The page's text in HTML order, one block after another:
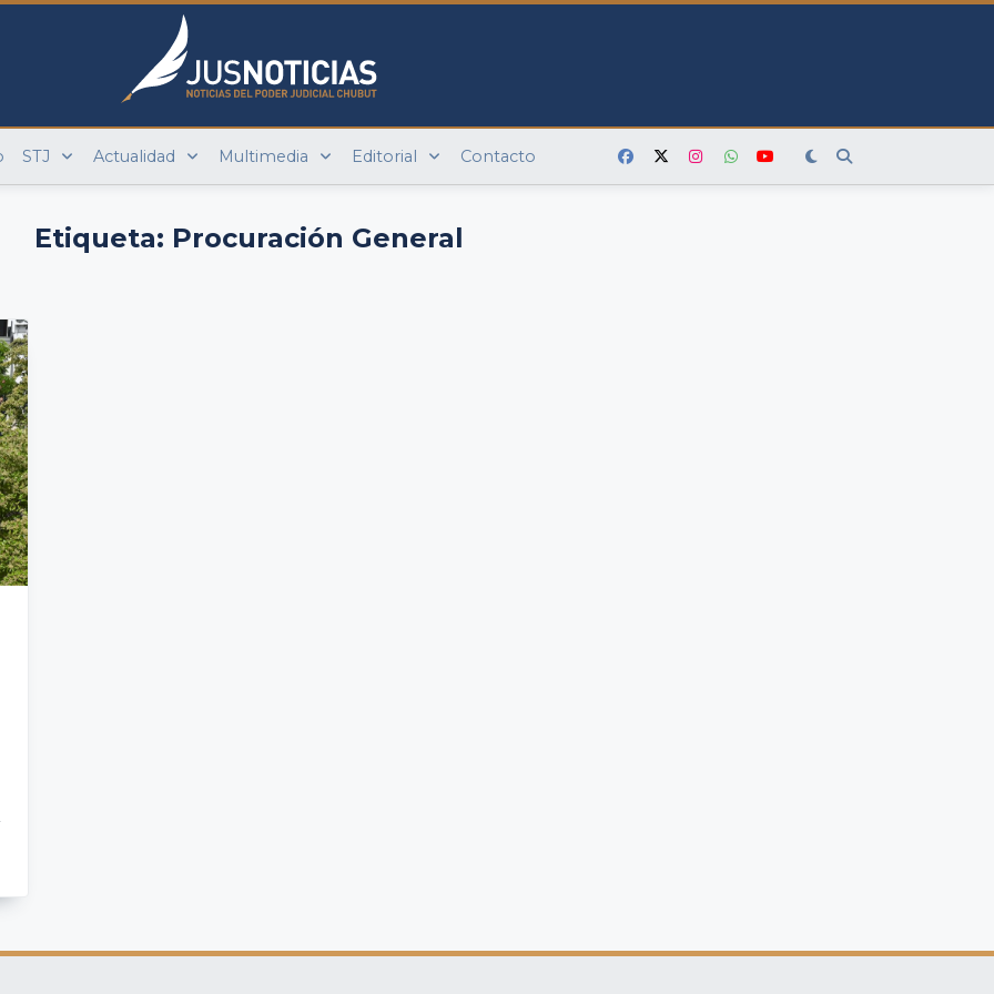
STJ Actualidad Multimedia Editorial Contacto
Etiqueta: Procuración General